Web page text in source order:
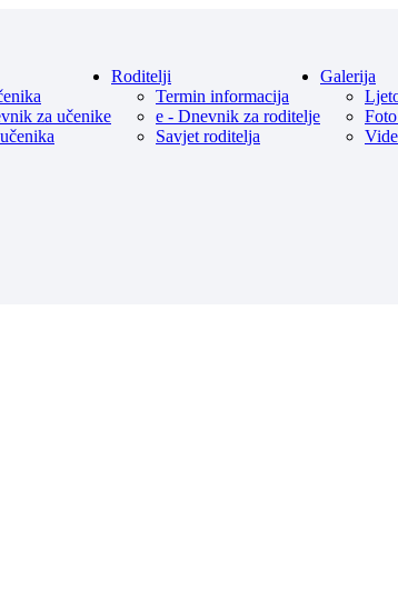
za učenike
Roditelji
Termin informacija
e - Dnevnik za roditelje
Savjet roditelja
Galerija